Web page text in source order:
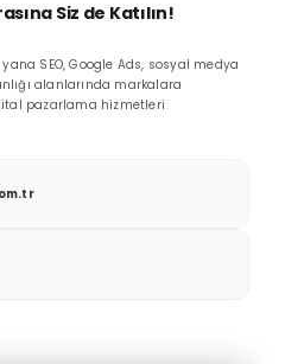
Siz de Katılın!
SEO, Google Ads, sosyal medya
alanlarında markalara
pazarlama hizmetleri